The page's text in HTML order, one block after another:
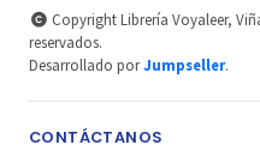
Copyright Librería Voyaleer,
reservados.
Desarrollado porJumpseller.
CONTÁCTANOS